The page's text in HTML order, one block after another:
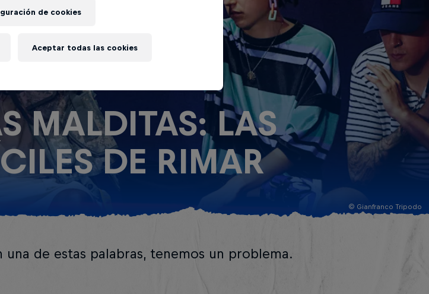
© Gianfranco Tripodo
MALDITAS: LAS
DE RIMAR
de estas palabras, tenemos un problema.
de cookies
Aceptar todas las cookies